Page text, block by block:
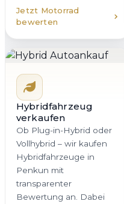
Jetzt Motorrad
bewerten
Hybridfahrzeug
verkaufen
Ob Plug-in-Hybrid oder
Vollhybrid – wir kaufen
Hybridfahrzeuge in
Penkun mit
transparenter
Bewertung an. Dabei